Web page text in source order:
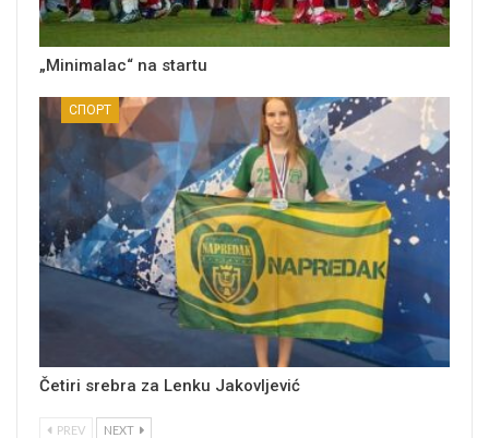
„Minimalac“ na startu
СПОРТ
Četiri srebra za Lenku Jakovljević
PREV NEXT